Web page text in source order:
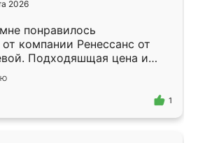
2026
понравилось
компании Ренессанс от
Подходяшщая цена и
изготовления. Приехавший
Владислав
моему эскизу самый
1